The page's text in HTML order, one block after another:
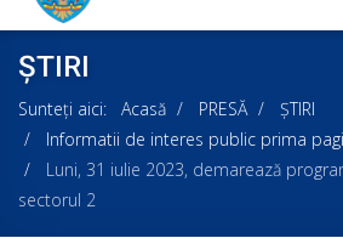
ȘTIRI
Sunteți aici: Acasă PRESĂ
ȘTIRI
Informatii de interes public prima
Luni, 31 iulie 2023, demarează
sectorul 2